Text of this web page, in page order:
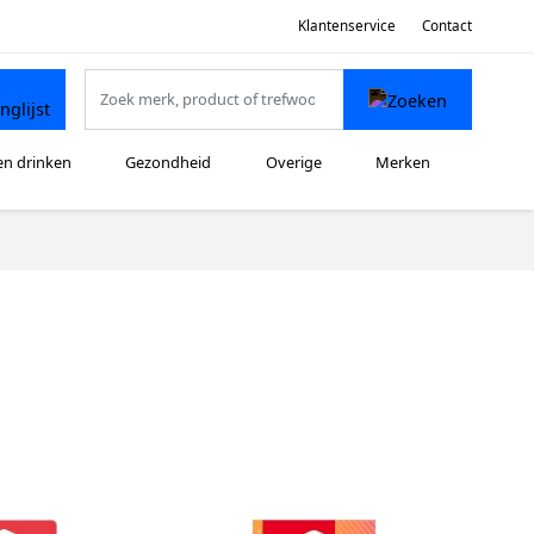
Klantenservice Contact
drinken Gezondheid Overige Merken